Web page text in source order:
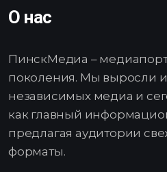
О нас
ПинскМедиа –
поколения. Мы выросли
независимых медиа и
как главный
предлагая аудитории
форматы.